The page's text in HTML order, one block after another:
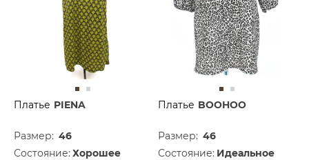
Платье PIENA
Размер: 46
Состояние: Хорошее
Платье BOOHOO
Размер: 46
Состояние: Идеальное